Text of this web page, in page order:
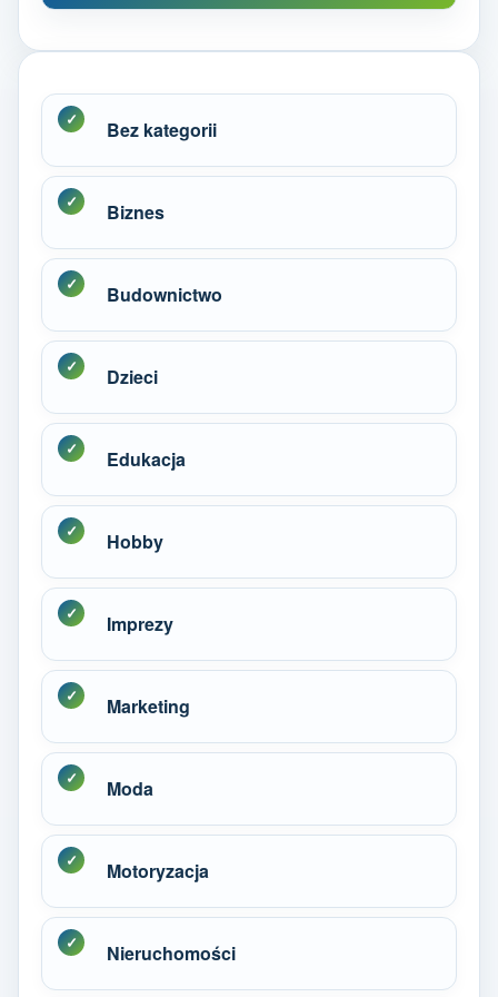
Bez kategorii
Biznes
Budownictwo
Dzieci
Edukacja
Hobby
Imprezy
Marketing
Moda
Motoryzacja
Nieruchomości